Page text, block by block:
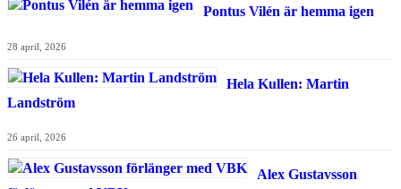
Pontus Vilén är hemma igen
28 april, 2026
Hela Kullen: Martin
Landström
26 april, 2026
Alex Gustavsson